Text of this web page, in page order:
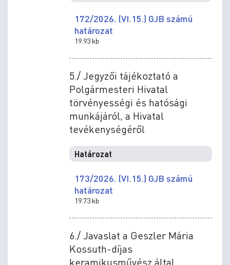
172/2026. (VI.15.) GJB számú
határozat
19.93 kb
5./ Jegyzői tájékoztató a
Polgármesteri Hivatal
törvényességi és hatósági
munkájáról, a Hivatal
tevékenységéről
Határozat
173/2026. (VI.15.) GJB számú
határozat
19.73 kb
6./ Javaslat a Geszler Mária
Kossuth-díjas
keramikusművész által